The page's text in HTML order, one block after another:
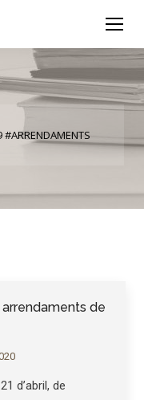
de
d’abril, de